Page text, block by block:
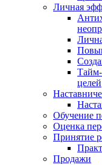
Личная
целей
Обучение
Оценка
Принятие
Продажи